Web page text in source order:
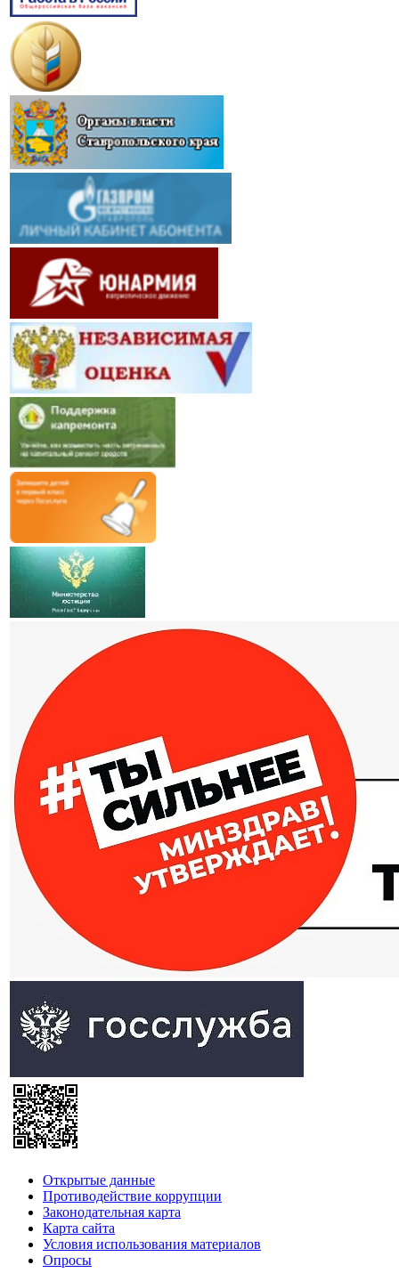
Открытые данные
Противодействие коррупции
Законодательная карта
Карта сайта
Условия использования материалов
Опросы